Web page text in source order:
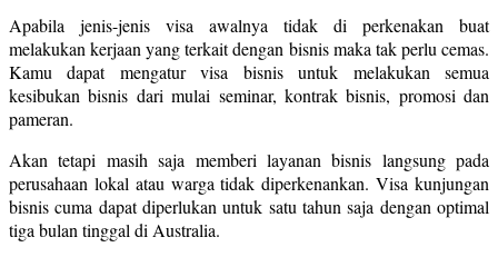
Apabila jenis-jenis visa awalnya tidak di perkenakan buat
melakukan kerjaan yang terkait dengan bisnis maka tak perlu cemas.
Kamu dapat mengatur visa bisnis untuk melakukan semua
kesibukan bisnis dari mulai seminar, kontrak bisnis, promosi dan
pameran.
Akan tetapi masih saja memberi layanan bisnis langsung pada
perusahaan lokal atau warga tidak diperkenankan. Visa kunjungan
bisnis cuma dapat diperlukan untuk satu tahun saja dengan optimal
tiga bulan tinggal di Australia.